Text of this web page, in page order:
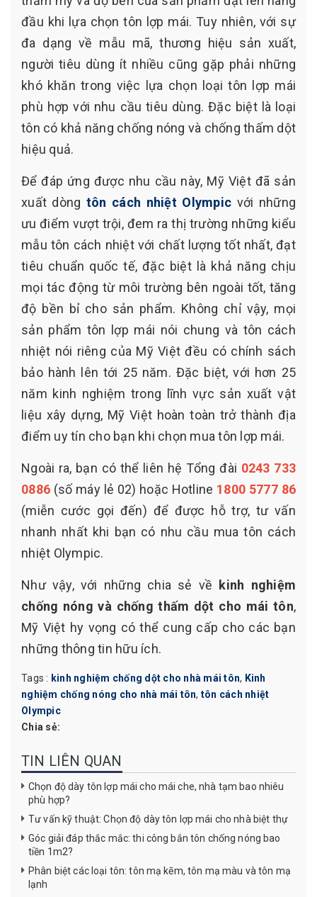
đầu khi lựa chọn tôn lợp mái. Tuy nhiên, với sự
đa dạng về mẫu mã, thương hiệu sản xuất,
người tiêu dùng ít nhiều cũng gặp phải những
khó khăn trong việc lựa chọn loại tôn lợp mái
phù hợp với nhu cầu tiêu dùng. Đặc biệt là loại
tôn có khả năng chống nóng và chống thấm dột
hiệu quả.
Để đáp ứng được nhu cầu này, Mỹ Việt đã sản
xuất dòng tôn cách nhiệt Olympic với những
ưu điểm vượt trội, đem ra thị trường những kiểu
mẫu tôn cách nhiệt với chất lượng tốt nhất, đạt
tiêu chuẩn quốc tế, đặc biệt là khả năng chịu
mọi tác động từ môi trường bên ngoài tốt, tăng
độ bền bỉ cho sản phẩm. Không chỉ vậy, mọi
sản phẩm tôn lợp mái nói chung và tôn cách
nhiệt nói riêng của Mỹ Việt đều có chính sách
bảo hành lên tới 25 năm. Đặc biệt, với hơn 25
năm kinh nghiệm trong lĩnh vực sản xuất vật
liệu xây dựng, Mỹ Việt hoàn toàn trở thành địa
điểm uy tín cho bạn khi chọn mua tôn lợp mái.
Ngoài ra, bạn có thể liên hệ Tổng đài 0243 733
0886 (số máy lẻ 02) hoặc Hotline 1800 5777 86
(miễn cước gọi đến) để được hỗ trợ, tư vấn
nhanh nhất khi bạn có nhu cầu mua tôn cách
nhiệt Olympic.
Như vậy, với những chia sẻ về
kinh nghiệm
chống nóng và chống thấm dột cho mái tôn,
Mỹ Việt hy vọng có thể cung cấp cho các bạn
những thông tin hữu ích.
Tags : kinh nghiệm chống dột cho nhà mái tôn, Kinh
nghiệm chống nóng cho nhà mái tôn, tôn cách nhiệt
Olympic
Chia sẻ:
TIN LIÊN QUAN
Chọn độ dày tôn lợp mái cho mái che, nhà tạm bao nhiêu
phù hợp?
Tư vấn kỹ thuật: Chọn độ dày tôn lợp mái cho nhà biệt thự
Góc giải đáp thắc mắc: thi công bắn tôn chống nóng bao
tiền 1m2?
Phân biệt các loại tôn: tôn mạ kẽm, tôn mạ màu và tôn mạ
lạnh